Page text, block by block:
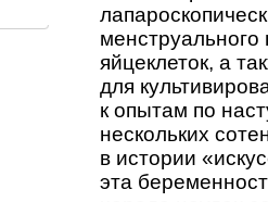
яйцеклеток, а
для
к опытам по
нескольких
в истории
эта